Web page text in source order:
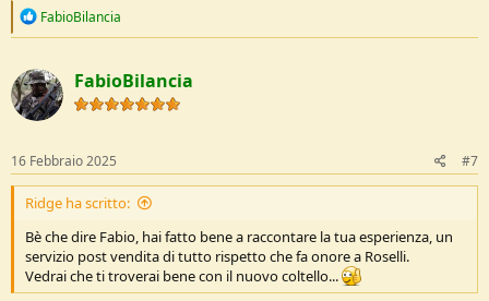
R
c
t
i
o
s
:
FabioBilancia
FabioBilancia
16 Febbraio 2025 #7
Ridge ha scritto:
Bè che dire Fabio, hai fatto bene a raccontare la tua esperienza, un
servizio post vendita di tutto rispetto che fa onore a Roselli.
Vedrai che ti troverai bene con il nuovo coltello...